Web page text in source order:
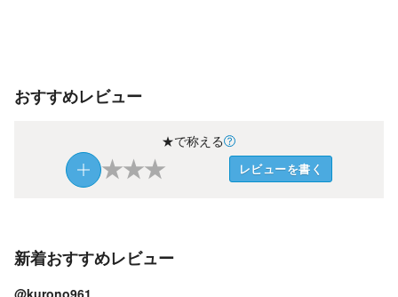
おすすめレビュー
★で称える
★★★ レビューを書く
新着おすすめレビュー
@kurono961